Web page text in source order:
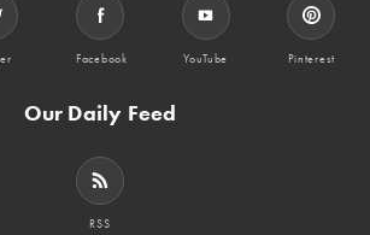
Facebook YouTube Pinterest
Our Daily Feed
RSS